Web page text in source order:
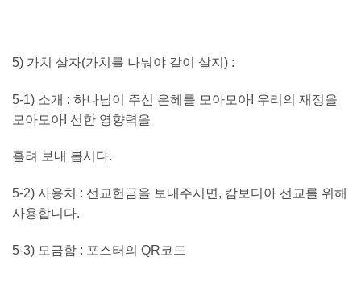
5) 가치 살자(가치를 나눠야 같이 살지 ) :
5-1) 소개 : 하나님이 주신 은혜를 모아모아! 우리의 재정을
모아모아! 선한 영향력을
흘려 보내 봅시다.
5-2) 사용처 : 선교헌금을 보내주시면 , 캄보디아 선교를 위해
사용합니다.
5-3) 모금함 : 포스터의 QR코드